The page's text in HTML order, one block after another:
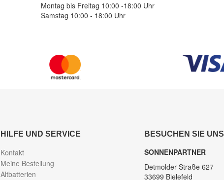
Montag bis Freitag 10:00 -18:00 Uhr
Samstag 10:00 - 18:00 Uhr
HILFE UND SERVICE
Kontakt
Meine Bestellung
Altbatterien
BESUCHEN SIE UNS
SONNENPARTNER
Detmolder Straße 627
33699 Bielefeld